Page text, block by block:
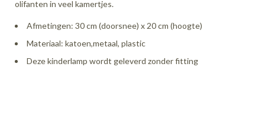
olifanten in veel kamertjes.
Afmetingen: 30 cm (doorsnee) x 20 cm (hoogte)
Materiaal: katoen,metaal, plastic
Deze kinderlamp wordt geleverd zonder fitting